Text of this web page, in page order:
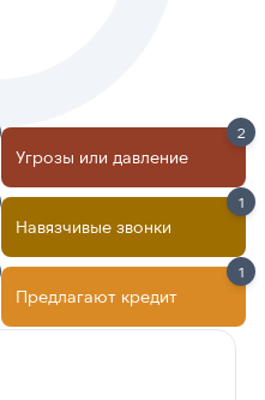
Угрозы или давление
2
Навязчивые звонки
1
Предлагают кредит
1